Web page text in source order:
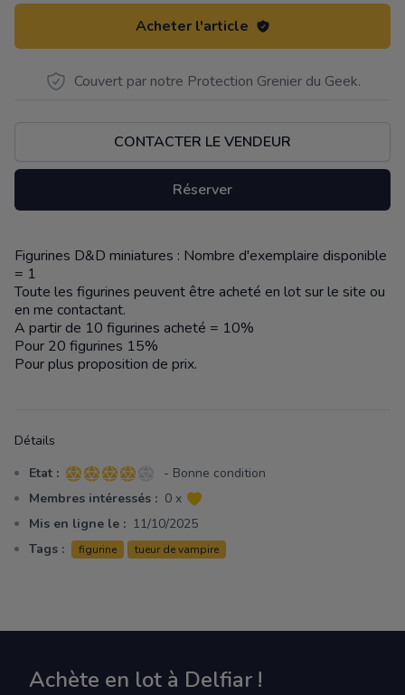
Acheter l'article
Couvert par notre Protection Grenier du Geek.
CONTACTER LE VENDEUR
Réserver
Description
Figurines D&D miniatures : Nombre d'exemplaire disponible
= 1
Toute les figurines peuvent être acheté en lot sur le site ou
en me contactant.
A partir de 10 figurines acheté = 10%
Pour 20 figurines 15%
Pour plus proposition de prix.
Détails
Etat : 4 sur 5 étoiles
- Bonne condition
Membres intéressés : 0 x
Mis en ligne le : 11/10/2025
Tags :
figurine tueur de vampire
Achète en lot à Delfiar !